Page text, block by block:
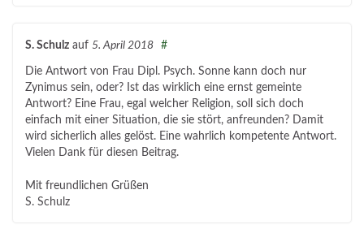
S. Schulz auf 5. April 2018 #
Die Antwort von Frau Dipl. Psych. Sonne kann doch nur
Zynimus sein, oder? Ist das wirklich eine ernst gemeinte
Antwort? Eine Frau, egal welcher Religion, soll sich doch
einfach mit einer Situation, die sie stört, anfreunden? Damit
wird sicherlich alles gelöst. Eine wahrlich kompetente Antwort.
Vielen Dank für diesen Beitrag.
Mit freundlichen Grüßen
S. Schulz